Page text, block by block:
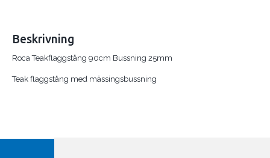
Beskrivning
Roca Teakflaggstång 90cm Bussning 25mm
Teak flaggstång med mässingsbussning